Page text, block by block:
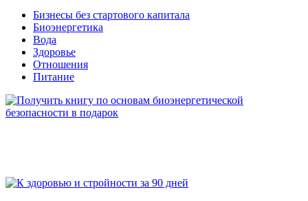
Бизнесы без стартового капитала
Биоэнергетика
Вода
Здоровье
Отношения
Питание